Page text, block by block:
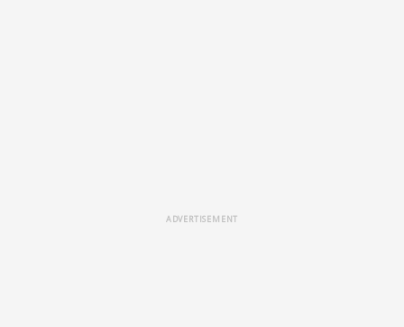
ADVERTISEMENT